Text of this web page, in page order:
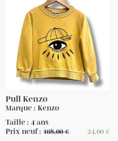
Pull Kenzo
Marque : Kenzo
Taille : 4 ans
Prix neuf :108,00€ 24,00 €